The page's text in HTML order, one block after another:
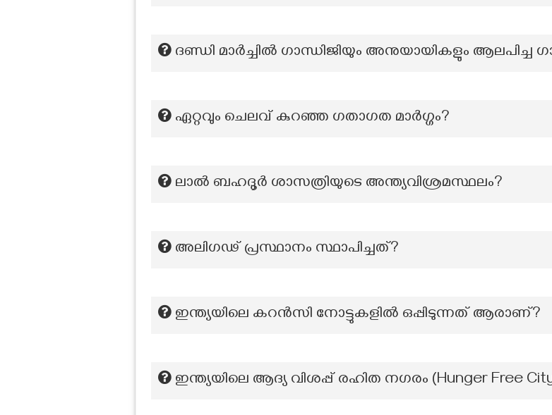
ദണ്ഡി മാർച്ചിൽ ഗാന്ധിജിയും അനുയായികളും ആലപിച്ച
ഏറ്റവും ചെലവ് കുറഞ്ഞ ഗതാഗത മാർഗ്ഗം?
ലാൽ ബഹദൂർ ശാസത്രിയുടെ അന്ത്യവിശ്രമസ്ഥലം?
അലിഗഢ് പ്രസ്ഥാനം സ്ഥാപിച്ചത്?
ഇന്ത്യയിലെ കറൻസി നോട്ടുകളിൽ ഒപ്പിടുന്നത് ആരാണ്?
ഇന്ത്യയിലെ ആദ്യ വിശപ്പ് രഹിത നഗരം (Hunger Free